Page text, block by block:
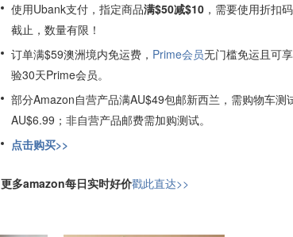
使用Ubank支付，指定商品满$50减$10 ，需要使用折扣码
截止，数量有限！
订单满$59澳洲境内免运费， Prime会员无门槛免运且可
验30天Prime会员。
部分Amazon自营产品满AU$49包邮新西兰，需购物车测
AU$6.99；非自营产品邮费需加购测试。
点击购买>>
更多amazon每日实时好价戳此直达>>